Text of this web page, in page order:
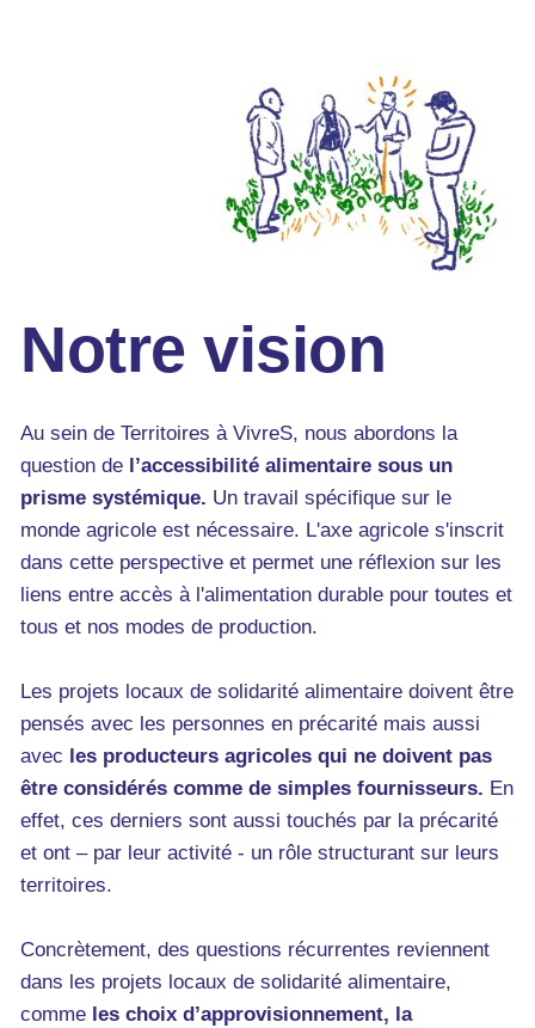
Notre vision
Au sein de Territoires à VivreS, nous abordons la
question de l’accessibilité alimentaire sous un
prisme systémique. Un travail spécifique sur le
monde agricole est nécessaire. L'axe agricole s'inscrit
dans cette perspective et permet une réflexion sur les
liens entre accès à l'alimentation durable pour toutes et
tous et nos modes de production.
Les projets locaux de solidarité alimentaire doivent être
pensés avec les personnes en précarité mais aussi
avec les producteurs agricoles qui ne doivent pas
être considérés comme de simples fournisseurs. En
effet, ces derniers sont aussi touchés par la précarité
et ont – par leur activité - un rôle structurant sur leurs
territoires.
Concrètement, des questions récurrentes reviennent
dans les projets locaux de solidarité alimentaire,
comme les choix d’approvisionnement, la